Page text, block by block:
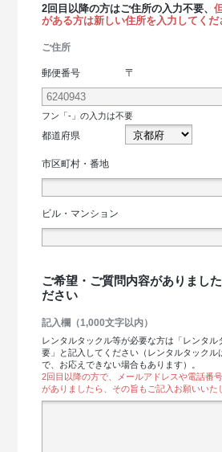
2回目以降の方はご住所の入力不要、
がある方は新しい住所を入力してくだ
ご住所
郵便番号 〒
フン「-」の入力は不要
都道府県
市区町村・番地
ビル・マンション
ご希望・ご質問内容がありまし
ださい
記入欄（1,000文字以内）
レンタルタックル等が必要な方は「レンタ
要」と記入してください（レンタルタックル
で、お応えできない場合もあります）。
2回目以降の方で、メールアドレスや電話番
がありましたら、その旨もご記入お願いいた